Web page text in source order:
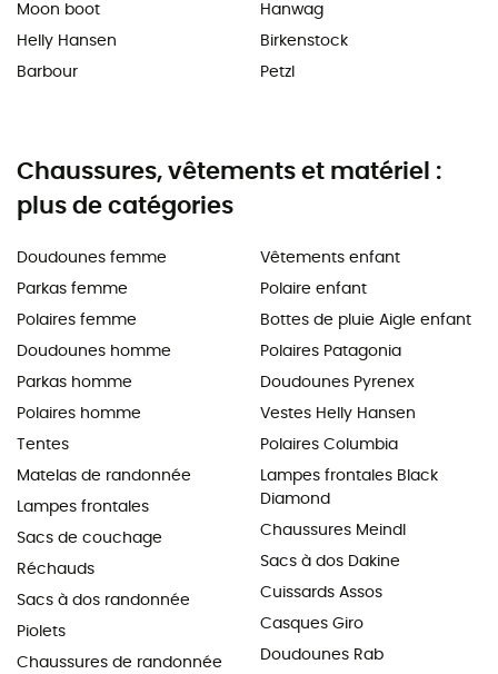
Moon boot
Helly Hansen
Barbour
Hanwag
Birkenstock
Petzl
Chaussures, vêtements et matériel :
plus de catégories
Doudounes femme
Parkas femme
Polaires femme
Doudounes homme
Parkas homme
Polaires homme
Tentes
Matelas de randonnée
Lampes frontales
Sacs de couchage
Réchauds
Sacs à dos randonnée
Piolets
Chaussures de randonnée
Vêtements enfant
Polaire enfant
Bottes de pluie Aigle enfant
Polaires Patagonia
Doudounes Pyrenex
Vestes Helly Hansen
Polaires Columbia
Lampes frontales Black
Diamond
Chaussures Meindl
Sacs à dos Dakine
Cuissards Assos
Casques Giro
Doudounes Rab